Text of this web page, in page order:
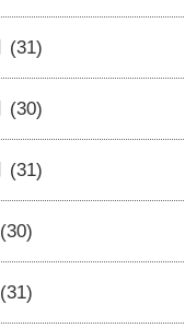
(31)
(30)
(31)
(30)
(31)